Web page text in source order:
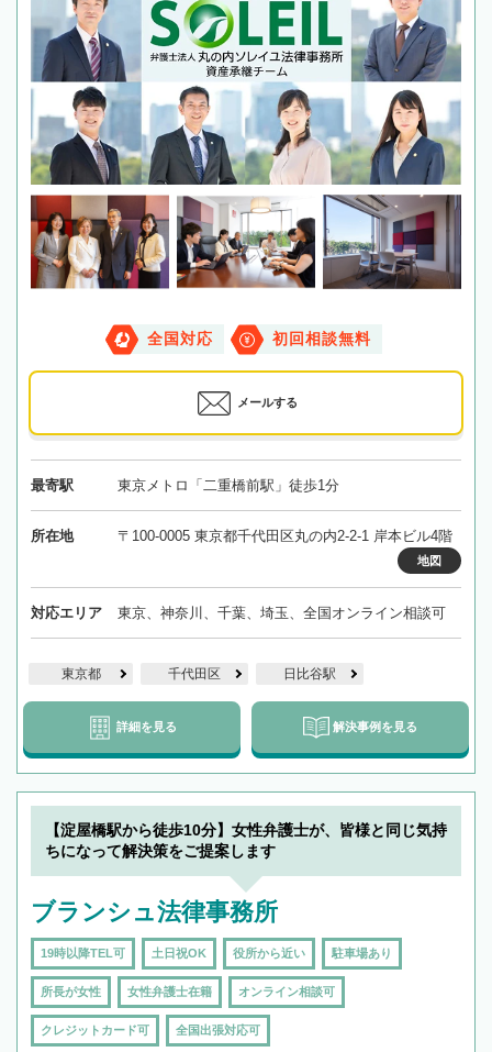
全国対応 初回相談無料
メールする
最寄駅 東京メトロ「二重橋前駅」徒歩1分
所在地 〒100-0005 東京都千代田区丸の内2-2-1 岸本ビル4階
地図
対応エリア 東京、神奈川、千葉、埼玉、全国オンライン相談可
東京都 千代田区 日比谷駅
詳細を見る 解決事例を見る
【淀屋橋駅から徒歩10分】女性弁護士が、皆様と同じ気持
ちになって解決策をご提案します
ブランシュ法律事務所
19時以降TEL可 土日祝OK 役所から近い 駐車場あり
所長が女性 女性弁護士在籍 オンライン相談可
クレジットカード可 全国出張対応可